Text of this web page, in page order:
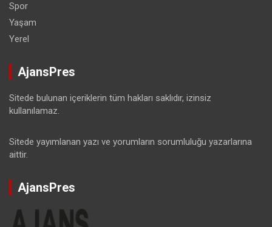
Spor
Yaşam
Yerel
AjansPres
Sitede bulunan içeriklerin tüm hakları saklıdır, izinsiz
kullanılamaz.
Sitede yayımlanan yazı ve yorumların sorumluluğu yazarlarına
aittir.
AjansPres